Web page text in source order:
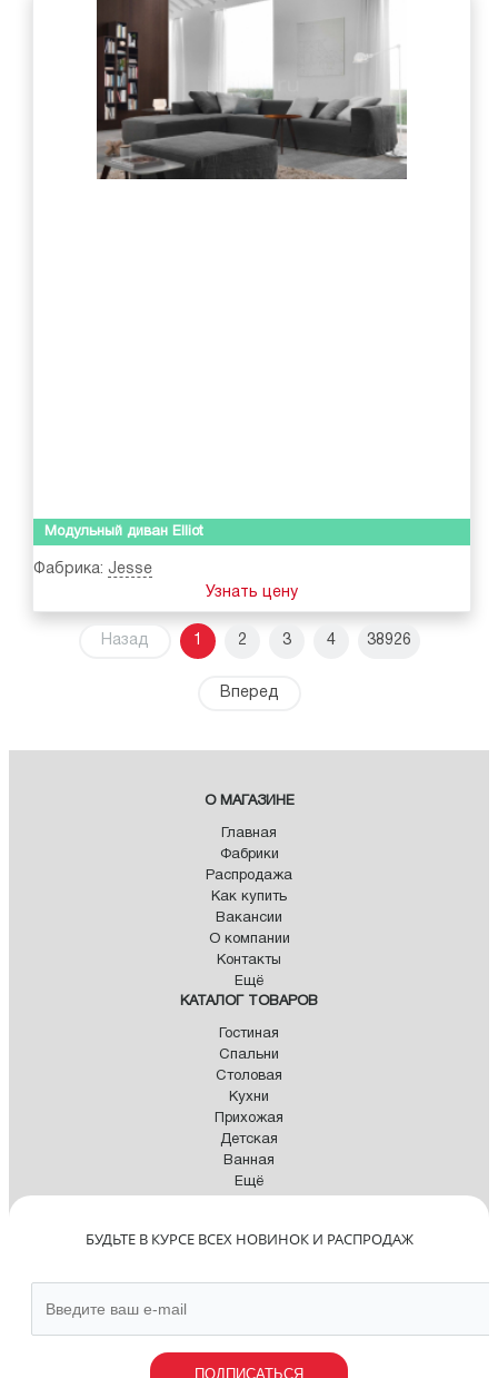
Модульный диван Elliot
Фабрика: Jesse
Узнать цену
Назад 1 2 3 4 38926
Вперед
О МАГАЗИНЕ
Главная
Фабрики
Распродажа
Как купить
Вакансии
О компании
Контакты
Ещё
КАТАЛОГ ТОВАРОВ
Гостиная
Спальни
Столовая
Кухни
Прихожая
Детская
Ванная
Ещё
БУДЬТЕ В КУРСЕ ВСЕХ НОВИНОК И РАСПРОДАЖ
ПОДПИСАТЬСЯ